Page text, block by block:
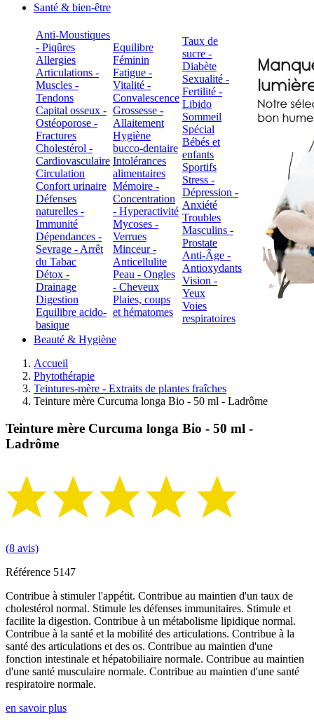
Santé & bien-être
Anti-Moustiques
- Piqûres
Allergies
Articulations -
Muscles -
Tendons
Capital osseux -
Ostéoporose -
Fractures
Cholestérol -
Cardiovasculaire
Circulation
Confort urinaire
Défenses
naturelles -
Immunité
Dépendances -
Sevrage - Arrêt
du Tabac
Détox -
Drainage
Digestion
Equilibre acido-
basique
Equilibre
Féminin
Fatigue -
Vitalité -
Convalescence
Grossesse -
Allaitement
Hygiène
bucco-dentaire
Intolérances
alimentaires
Mémoire -
Concentration
- Hyperactivité
Mycoses -
Verrues
Minceur -
Anticellulite
Peau - Ongles
- Cheveux
Plaies, coups
et hématomes
Taux de
sucre -
Diabète
Sexualité -
Fertilité -
Libido
Sommeil
Spécial
Bébés et
enfants
Sportifs
Stress -
Dépression -
Anxiété
Troubles
Masculins -
Prostate
Anti-Âge -
Antioxydants
Vision -
Yeux
Voies
respiratoires
Beauté & Hygiène
Accueil
Phytothérapie
Teintures-mère - Extraits de plantes fraîches
Teinture mère Curcuma longa Bio - 50 ml - Ladrôme
Teinture mère Curcuma longa Bio - 50 ml -
Ladrôme
(8 avis)
Référence 5147
Contribue à stimuler l'appétit. Contribue au maintien d'un taux de
cholestérol normal. Stimule les défenses immunitaires. Stimule et
facilite la digestion. Contribue à un métabolisme lipidique normal.
Contribue à la santé et la mobilité des articulations. Contribue à la
santé des articulations et des os. Contribue au maintien d'une
fonction intestinale et hépatobiliaire normale. Contribue au maintien
d'une santé musculaire normale. Contribue au maintien d'une santé
respiratoire normale.
en savoir plus